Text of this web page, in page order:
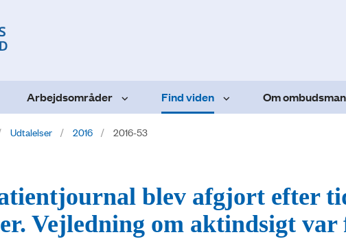
Arbejdsområder Find viden Om
Udtalelser 2016 2016-53
blev afgjort efter
Vejledning om aktindsigt